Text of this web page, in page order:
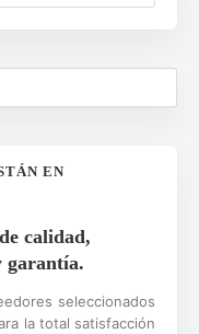
EN
calidad,
garantía.
seleccionados
la total satisfacción